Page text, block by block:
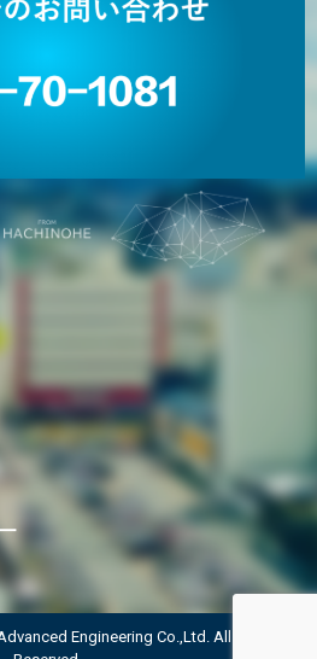
Engineering Co.,Ltd. All Rights